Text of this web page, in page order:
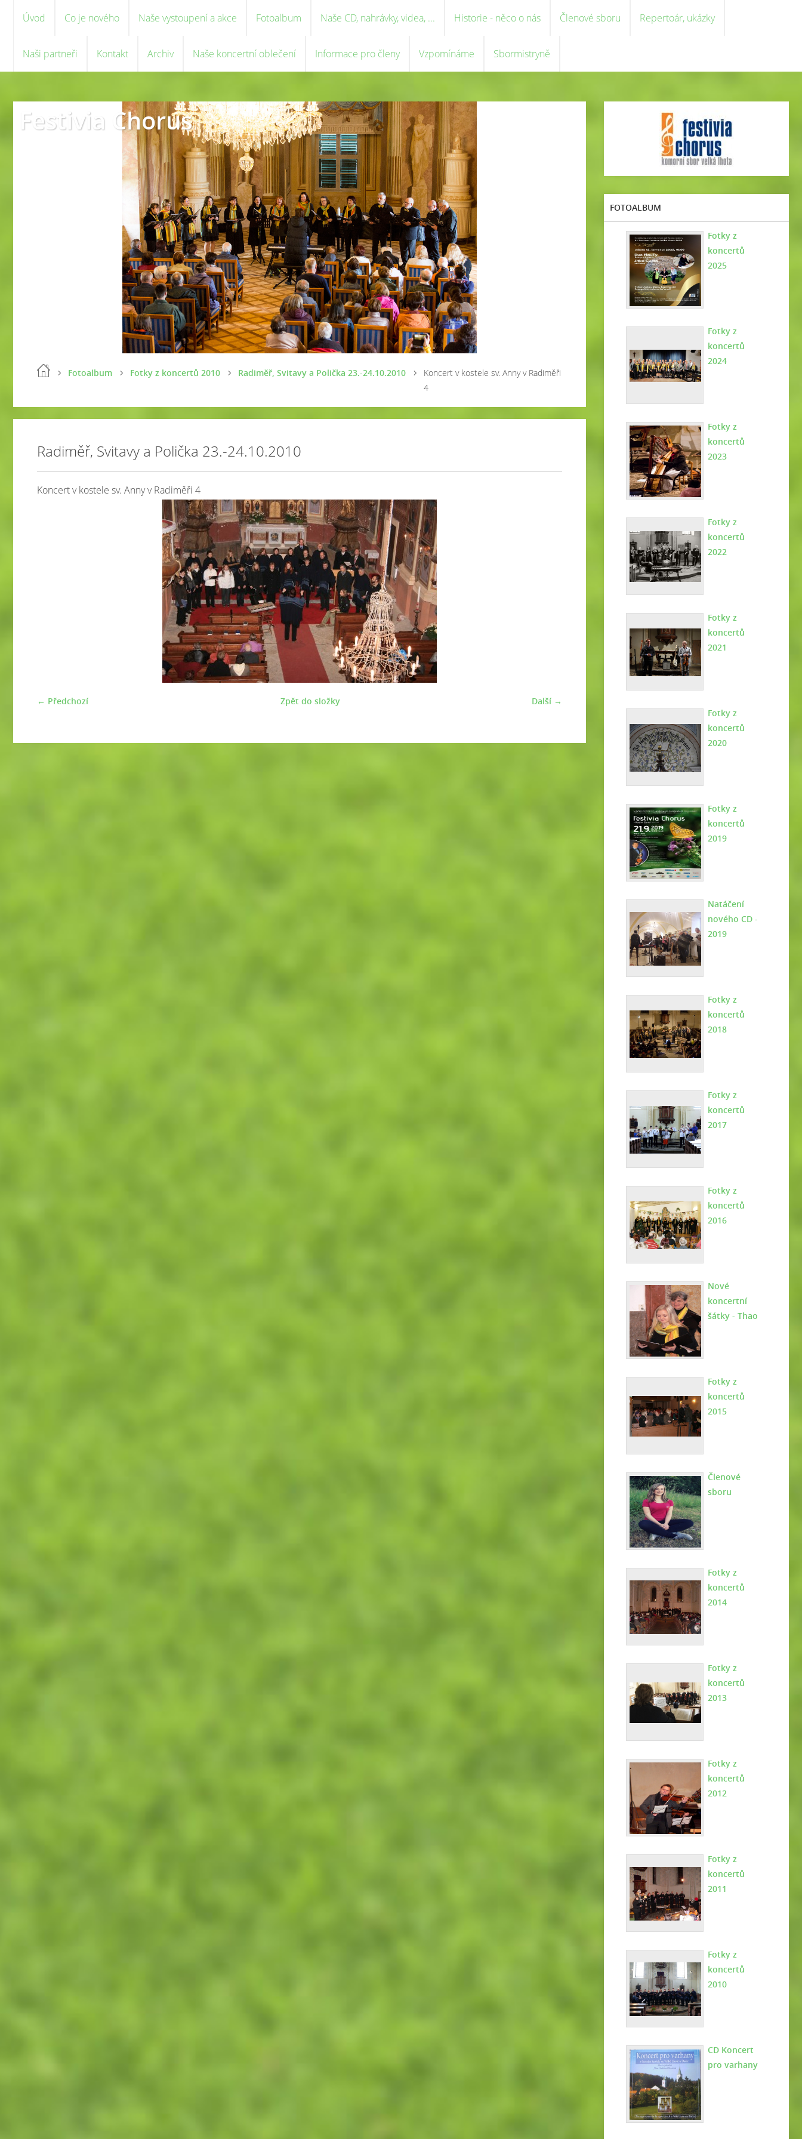
Úvod Co je nového Naše vystoupení a akce Fotoalbum Naše CD, nahrávky, videa, ... Historie - něco o nás Členové sboru Repertoár, ukázky
Naši partneři Kontakt Archiv Naše koncertní oblečení Informace pro členy Vzpomínáme Sbormistryně
Festivia Chorus
Fotoalbum Fotky z koncertů 2010 Radiměř, Svitavy a Polička 23.-24.10.2010
Koncert v kostele sv. Anny v Radiměři
4
Radiměř, Svitavy a Polička 23.-24.10.2010
Koncert v kostele sv. Anny v Radiměři 4
← Předchozí Další →
Zpět do složky
FOTOALBUM
Fotky z
koncertů
2025
Fotky z
koncertů
2024
Fotky z
koncertů
2023
Fotky z
koncertů
2022
Fotky z
koncertů
2021
Fotky z
koncertů
2020
Fotky z
koncertů
2019
Natáčení
nového CD -
2019
Fotky z
koncertů
2018
Fotky z
koncertů
2017
Fotky z
koncertů
2016
Nové
koncertní
šátky - Thao
Fotky z
koncertů
2015
Členové
sboru
Fotky z
koncertů
2014
Fotky z
koncertů
2013
Fotky z
koncertů
2012
Fotky z
koncertů
2011
Fotky z
koncertů
2010
CD Koncert
pro varhany